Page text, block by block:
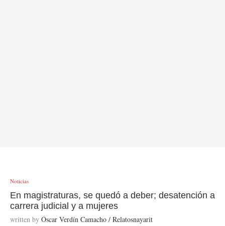
Noticias
En magistraturas, se quedó a deber; desatención a
carrera judicial y a mujeres
written by Óscar Verdín Camacho / Relatosnayarit